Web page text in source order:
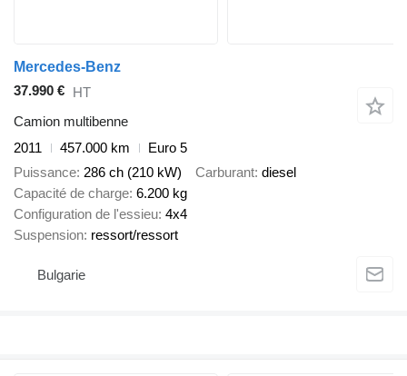
Mercedes-Benz
37.990 € HT
Camion multibenne
2011
457.000 km
Euro 5
Puissance 286 ch (210 kW) Carburant diesel
Capacité de charge 6.200 kg
Configuration de l'essieu 4x4
Suspension ressort/ressort
Bulgarie